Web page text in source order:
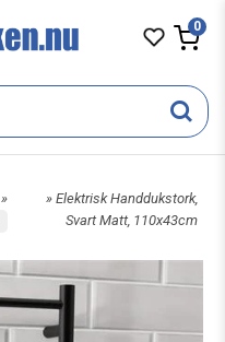
0
»
» Elektrisk Handdukstork,
Svart Matt, 110x43cm